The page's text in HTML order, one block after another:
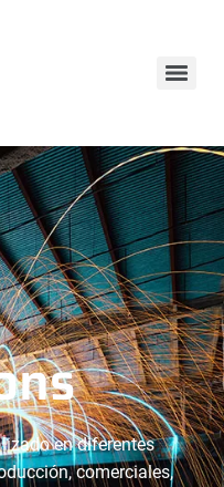
en diferentes
comerciales,